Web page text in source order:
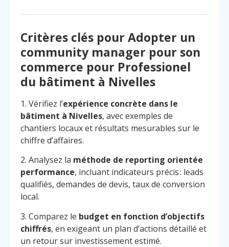
Critères clés pour Adopter un
community manager pour son
commerce pour Professionel
du bâtiment à Nivelles
1. Vérifiez l’expérience concrète dans le
bâtiment à Nivelles, avec exemples de
chantiers locaux et résultats mesurables sur le
chiffre d’affaires.
2. Analysez la méthode de reporting orientée
performance, incluant indicateurs précis : leads
qualifiés, demandes de devis, taux de conversion
local.
3. Comparez le budget en fonction d’objectifs
chiffrés, en exigeant un plan d’actions détaillé et
un retour sur investissement estimé.